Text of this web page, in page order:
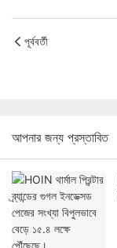
পূর্ববর্তী
আপনার জন্য প্রস্তাবিত